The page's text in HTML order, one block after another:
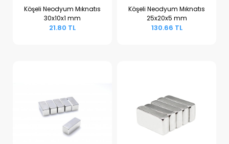
Sepete Ekle
Köşeli Neodyum Mıknatıs
30x10x1 mm
21.80 TL
Sepete Ekle
Köşeli Neodyum Mıknatıs
25x20x5 mm
130.66 TL